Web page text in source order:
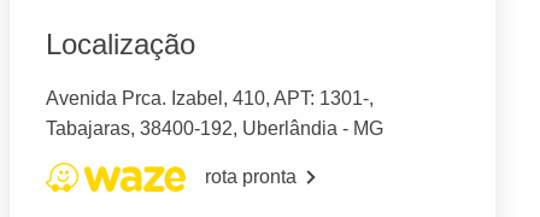
Localização
Avenida Prca. Izabel, 410, APT: 1301-,
Tabajaras, 38400-192, Uberlândia - MG
rota pronta